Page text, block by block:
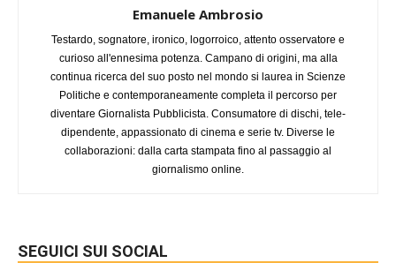
Emanuele Ambrosio
Testardo, sognatore, ironico, logorroico, attento osservatore e
curioso all'ennesima potenza. Campano di origini, ma alla
continua ricerca del suo posto nel mondo si laurea in Scienze
Politiche e contemporaneamente completa il percorso per
diventare Giornalista Pubblicista. Consumatore di dischi, tele-
dipendente, appassionato di cinema e serie tv. Diverse le
collaborazioni: dalla carta stampata fino al passaggio al
giornalismo online.
SEGUICI SUI SOCIAL